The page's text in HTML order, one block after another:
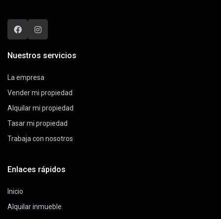
Nuestros servicios
La empresa
Vender mi propiedad
Alquilar mi propiedad
Tasar mi propiedad
Trabaja con nosotros
Enlaces rápidos
Inicio
Alquilar inmueble